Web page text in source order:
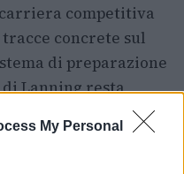
My Personal
competitiva
concrete sul
di preparazione
Lanning resta
a una vittoria in
personale segnata